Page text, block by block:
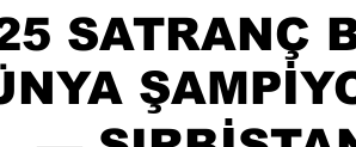
SATRANÇ